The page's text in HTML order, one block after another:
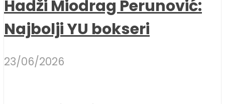
Hadži Miodrag Perunović:
Najbolji YU bokseri
23/06/2026